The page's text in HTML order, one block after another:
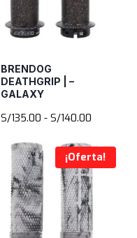
BRENDOG
DEATHGRIP | –
GALAXY
S/135.00 - S/140.00Rango
precios:
desde
S/135.00
hasta
S/140.00
¡Oferta!